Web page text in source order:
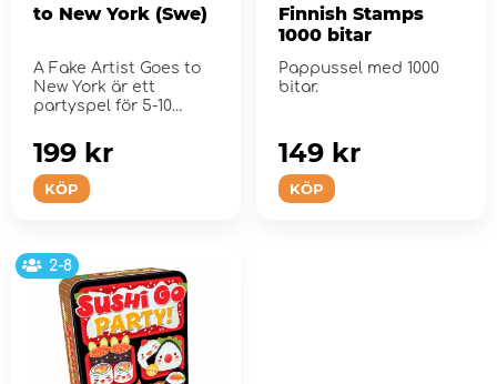
to New York (Swe)
A Fake Artist Goes to
New York är ett
partyspel för 5-10
KÖP
199 kr
Finnish Stamps
1000 bitar
Pappussel med 1000
bitar.
KÖP
149 kr
2-8